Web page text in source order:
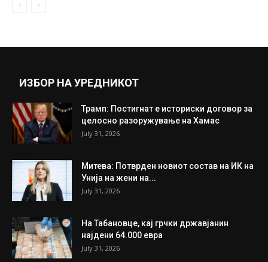
ИЗБОР НА УРЕДНИКОТ
Трамп: Постигнат е историски договор за
целосно разоружување на Хамас
July 31, 2026
Митева: Потврден новиот состав на ИК на
Унија на жени на...
July 31, 2026
На Табановце, кај грчки државјанин
најдени 64.000 евра
July 31, 2026